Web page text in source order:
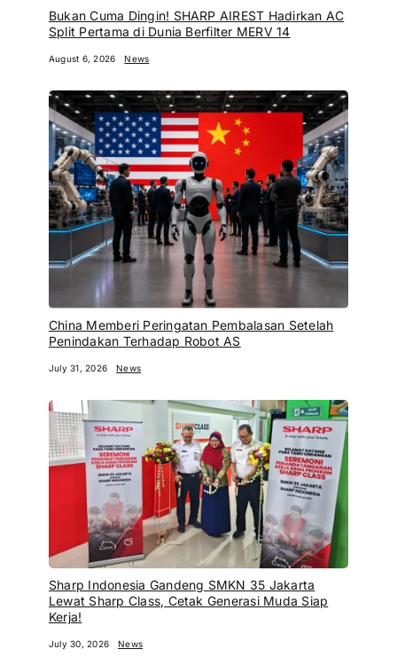
Bukan Cuma Dingin! SHARP AIREST Hadirkan AC
Split Pertama di Dunia Berfilter MERV 14
August 6, 2026 News
China Memberi Peringatan Pembalasan Setelah
Penindakan Terhadap Robot AS
July 31, 2026 News
Sharp Indonesia Gandeng SMKN 35 Jakarta
Lewat Sharp Class, Cetak Generasi Muda Siap
Kerja!
July 30, 2026 News